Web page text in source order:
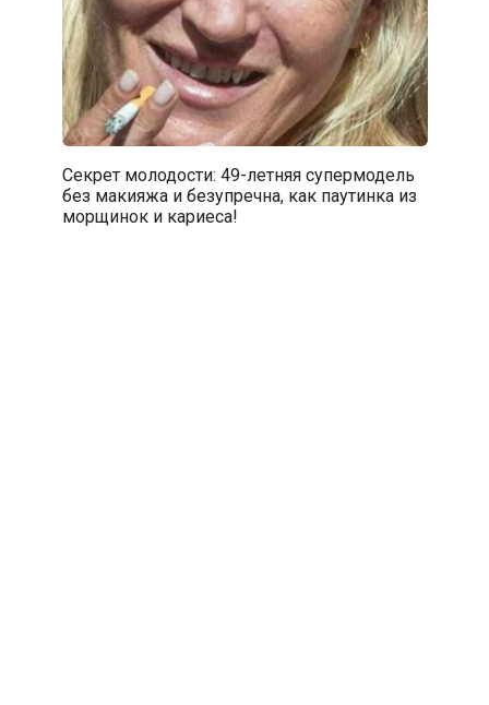
Секрет молодости: 49-летняя супермодель
без макияжа и безупречна, как паутинка из
морщинок и кариеса!